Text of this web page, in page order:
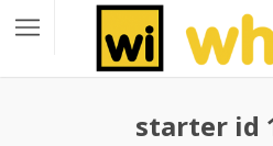
starter id